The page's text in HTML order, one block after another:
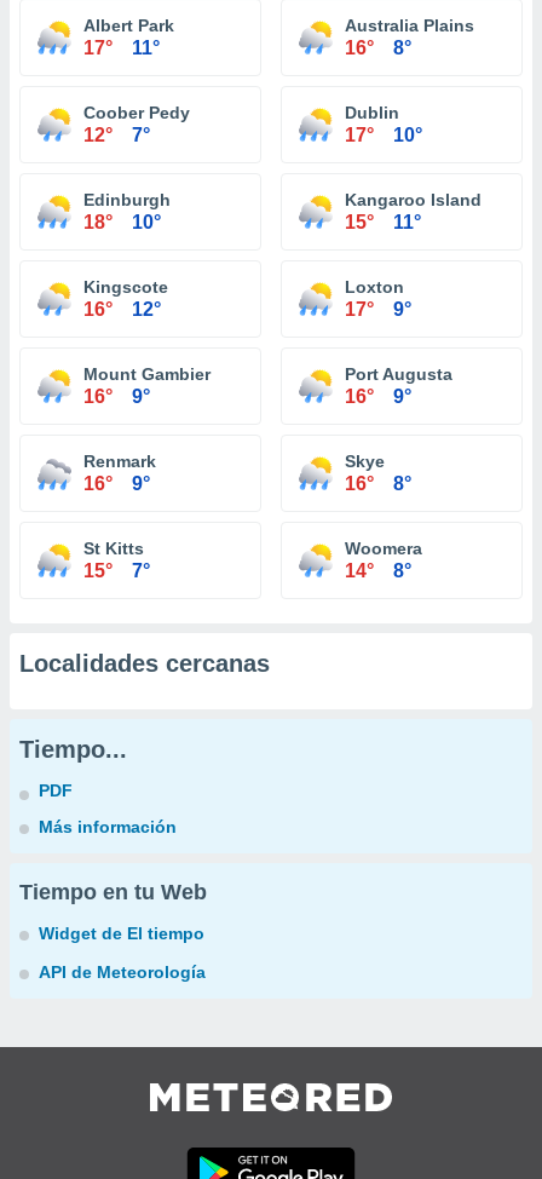
Albert Park
17° 11°
Australia Plains
16° 8°
Coober Pedy
12° 7°
Dublin
17° 10°
Edinburgh
18° 10°
Kangaroo Island
15° 11°
Kingscote
16° 12°
Loxton
17° 9°
Mount Gambier
16° 9°
Port Augusta
16° 9°
Renmark
16° 9°
Skye
16° 8°
St Kitts
15° 7°
Woomera
14° 8°
Localidades cercanas
Tiempo...
PDF
Más información
Tiempo en tu Web
Widget de El tiempo
API de Meteorología